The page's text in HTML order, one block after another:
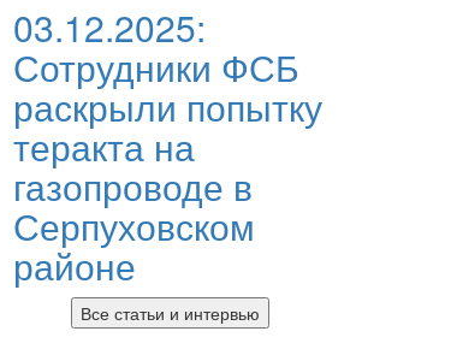
03.12.2025:
Сотрудники ФСБ
раскрыли попытку
теракта на
газопроводе в
Серпуховском
районе
Все статьи и интервью